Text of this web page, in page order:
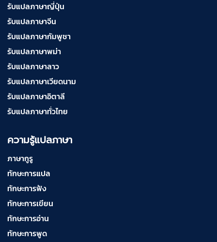
รับแปลภาษาญี่ปุ่น
รับแปลภาษาจีน
รับแปลภาษากัมพูชา
รับแปลภาษาพม่า
รับแปลภาษาลาว
รับแปลภาษาเวียดนาม
รับแปลภาษาอิตาลี
รับแปลภาษาทั่วไทย
ความรู้แปลภาษา
ภาษากูรู
ทักษะการแปล
ทักษะการฟัง
ทักษะการเขียน
ทักษะการอ่าน
ทักษะการพูด